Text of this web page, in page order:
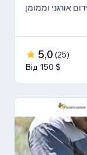
אורגני וממומן
5,0 (25)
Від 150 $